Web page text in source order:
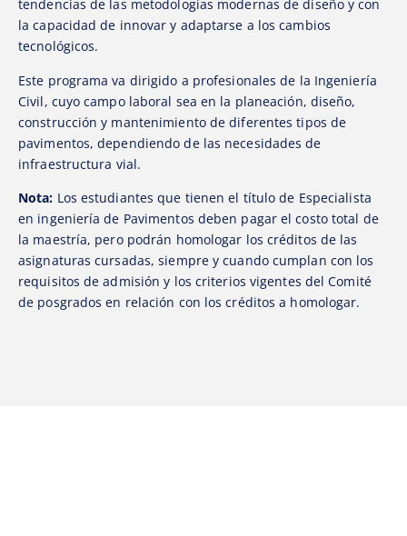
tendencias de las metodologías modernas de diseño y con
la capacidad de innovar y adaptarse a los cambios
tecnológicos.
Este programa va dirigido a profesionales de la Ingeniería
Civil, cuyo campo laboral sea en la planeación, diseño,
construcción y mantenimiento de diferentes tipos de
pavimentos, dependiendo de las necesidades de
infraestructura vial.
Nota: Los estudiantes que tienen el título de Especialista
en ingeniería de Pavimentos deben pagar el costo total de
la maestría, pero podrán homologar los créditos de las
asignaturas cursadas, siempre y cuando cumplan con los
requisitos de admisión y los criterios vigentes del Comité
de posgrados en relación con los créditos a homologar.